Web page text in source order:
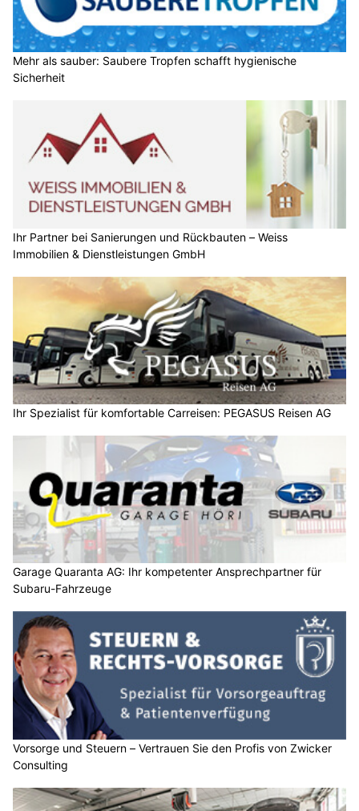
Mehr als sauber: Saubere Tropfen schafft hygienische
Sicherheit
Ihr Partner bei Sanierungen und Rückbauten – Weiss
Immobilien & Dienstleistungen GmbH
Ihr Spezialist für komfortable Carreisen: PEGASUS Reisen AG
Garage Quaranta AG: Ihr kompetenter Ansprechpartner für
Subaru-Fahrzeuge
Vorsorge und Steuern – Vertrauen Sie den Profis von Zwicker
Consulting